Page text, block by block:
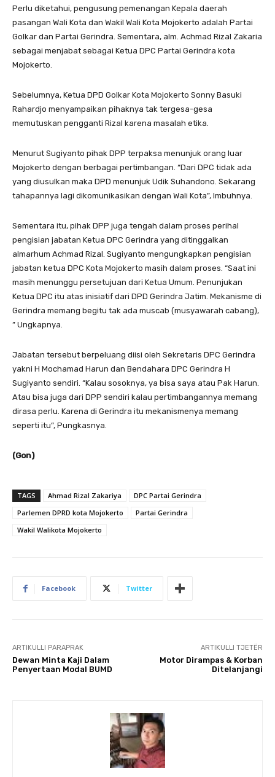
Perlu diketahui, pengusung pemenangan Kepala daerah
pasangan Wali Kota dan Wakil Wali Kota Mojokerto adalah Partai
Golkar dan Partai Gerindra. Sementara, alm. Achmad Rizal Zakaria
sebagai menjabat sebagai Ketua DPC Partai Gerindra kota
Mojokerto.
Sebelumnya, Ketua DPD Golkar Kota Mojokerto Sonny Basuki
Rahardjo menyampaikan pihaknya tak tergesa-gesa
memutuskan pengganti Rizal karena masalah etika.
Menurut Sugiyanto pihak DPP terpaksa menunjuk orang luar
Mojokerto dengan berbagai pertimbangan. “Dari DPC tidak ada
yang diusulkan maka DPD menunjuk Udik Suhandono. Sekarang
tahapannya lagi dikomunikasikan dengan Wali Kota”, Imbuhnya.
Sementara itu, pihak DPP juga tengah dalam proses perihal
pengisian jabatan Ketua DPC Gerindra yang ditinggalkan
almarhum Achmad Rizal. Sugiyanto mengungkapkan pengisian
jabatan ketua DPC Kota Mojokerto masih dalam proses. “Saat ini
masih menunggu persetujuan dari Ketua Umum. Penunjukan
Ketua DPC itu atas inisiatif dari DPD Gerindra Jatim. Mekanisme di
Gerindra memang begitu tak ada muscab (musyawarah cabang),
” Ungkapnya.
Jabatan tersebut berpeluang diisi oleh Sekretaris DPC Gerindra
yakni H Mochamad Harun dan Bendahara DPC Gerindra H
Sugiyanto sendiri. “Kalau sosoknya, ya bisa saya atau Pak Harun.
Atau bisa juga dari DPP sendiri kalau pertimbangannya memang
dirasa perlu. Karena di Gerindra itu mekanismenya memang
seperti itu”, Pungkasnya.
(Gon)
TAGS Ahmad Rizal Zakariya
DPC Partai Gerindra
Parlemen DPRD kota Mojokerto
Partai Gerindra
Wakil Walikota Mojokerto
Facebook Twitter
ARTIKULLI PARAPRAK
Dewan Minta Kaji Dalam
Penyertaan Modal BUMD
ARTIKULLI TJETËR
Motor Dirampas & Korban
Ditelanjangi